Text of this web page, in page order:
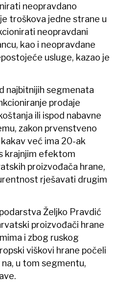
neopravdano
troškova jedne strane u
neopravdani
kao i neopravdane
usluge, kazao je
najbitnijih segmenata
prodaje
ili ispod nabavne
zakon prvenstveno
već ima 20-ak
krajnjim efektom
proizvođača hrane,
rješavati drugim
Željko Pravdić
proizvođači hrane
i zbog ruskog
viškovi hrane počeli
u tom segmentu,